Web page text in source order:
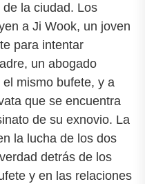
la ciudad. Los
a Ji Wook, un joven
para intentar
un abogado
mismo bufete, y a
que se encuentra
de su exnovio. La
la lucha de los dos
detrás de los
y en las relaciones